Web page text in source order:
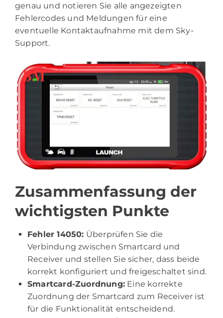
genau und notieren Sie alle angezeigten
Fehlercodes und Meldungen für eine
eventuelle Kontaktaufnahme mit dem Sky-
Support.
Zusammenfassung der
wichtigsten Punkte
Fehler 14050: Überprüfen Sie die
Verbindung zwischen Smartcard und
Receiver und stellen Sie sicher, dass beide
korrekt konfiguriert und freigeschaltet sind.
Smartcard-Zuordnung: Eine korrekte
Zuordnung der Smartcard zum Receiver ist
für die Funktionalität entscheidend.